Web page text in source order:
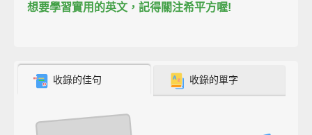
想要學習實用的英文，記得關注希平方喔!
收錄的佳句 收錄的單字